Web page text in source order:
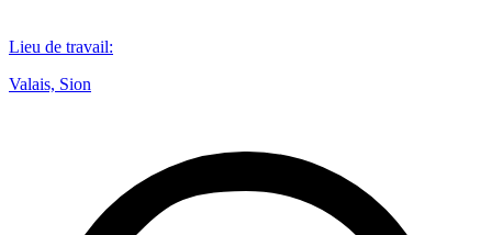
Lieu de travail:
Valais, Sion